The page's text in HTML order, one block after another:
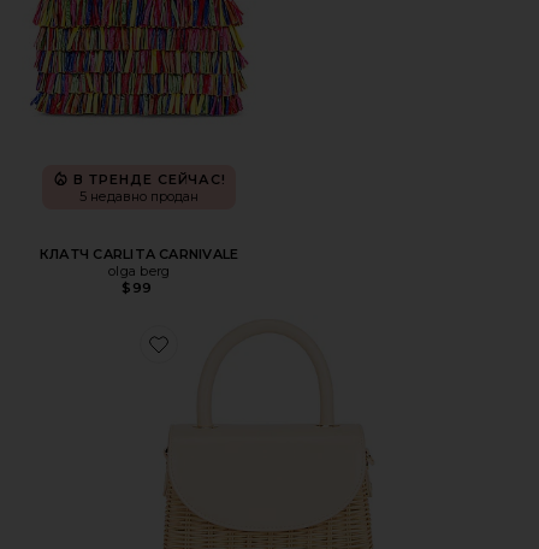
В ТРЕНДЕ СЕЙЧАС!
5 недавно продан
КЛАТЧ CARLITA CARNIVALE
olga berg
$99
Favorite СУМКА С РУЧКОЙ СВЕРХУ ELLE WICKER